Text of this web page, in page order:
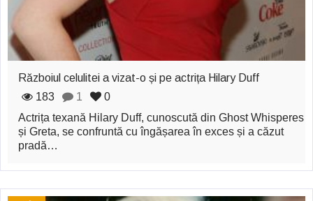
în India
Băuturile în Bulgaria
Uimitoarea viaţă a
Teresei Neumann
Îngerii salvează
Războiul celulitei a vizat-o și pe actrița Hilary Duff
183
1
0
Actrița texană Hilary Duff, cunoscută din Ghost Whisperes
și Greta, se confruntă cu îngășarea în exces și a căzut
pradă…